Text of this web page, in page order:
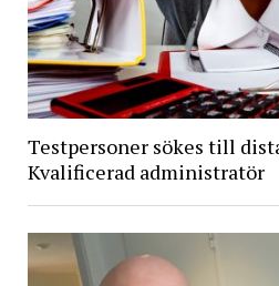
Testpersoner sökes till
Kvalificerad administratör